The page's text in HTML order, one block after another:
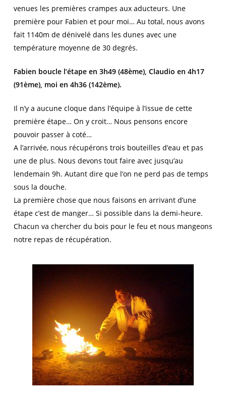
venues les premières crampes aux aducteurs. Une
première pour Fabien et pour moi… Au total, nous avons
fait 1140m de dénivelé dans les dunes avec une
température moyenne de 30 degrés.
Fabien boucle l’étape en 3h49 (48ème), Claudio en 4h17
(91ème), moi en 4h36 (142ème).
Il n’y a aucune cloque dans l’équipe à l’issue de cette
première étape… On y croit… Nous pensons encore
pouvoir passer à coté…
A l’arrivée, nous récupérons trois bouteilles d’eau et pas
une de plus. Nous devons tout faire avec jusqu’au
lendemain 9h. Autant dire que l’on ne perd pas de temps
sous la douche.
La première chose que nous faisons en arrivant d’une
étape c’est de manger… Si possible dans la demi-heure.
Chacun va chercher du bois pour le feu et nous mangeons
notre repas de récupération.